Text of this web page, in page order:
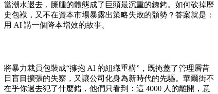
當潮水退去，臃腫的體態成了巨頭最沉重的鐐銬。如何砍掉歷
史包袱，又不在資本市場暴露出策略失敗的頹勢？答案就是：
用 AI 講一個降本增效的故事。
將暴力裁員包裝成“擁抱 AI 的組織重構”，既掩蓋了管理層昔
日盲目擴張的失察，又讓公司化身為新時代的先驅。華爾街不
在乎你過去犯了什麼錯，他們只看到：這 4000 人的離開，意